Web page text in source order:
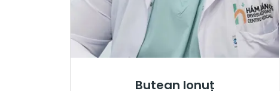
Butean Ionuț